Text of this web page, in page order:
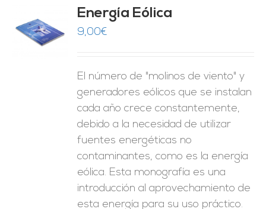
Energía Eólica
9,00€
El número de "molinos de viento" y
generadores eólicos que se instalan
cada año crece constantemente,
debido a la necesidad de utilizar
fuentes energéticas no
contaminantes, como es la energía
eólica. Esta monografía es una
introducción al aprovechamiento de
esta energía para su uso práctico.